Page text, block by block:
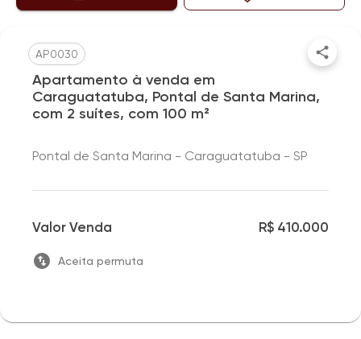
AP0030
Apartamento à venda em
Caraguatatuba, Pontal de Santa Marina,
com 2 suítes, com 100 m²
Pontal de Santa Marina - Caraguatatuba - SP
Valor Venda R$ 410.000
Aceita permuta